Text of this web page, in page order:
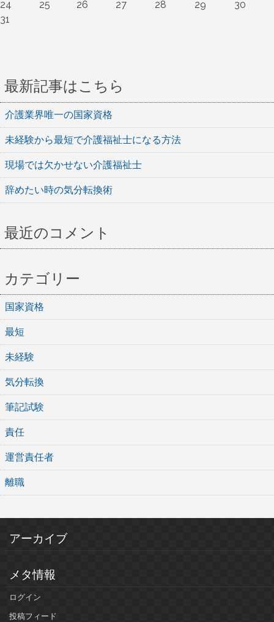
24
25 26 27 28 29
30
31
最新記事はこちら
介護業界唯一の国家資格
未経験から最短で介護福祉士になる方法
現場では欠かせない介護福祉士
辞めたい時の気分転換術
最近のコメント
カテゴリー
国家資格
最短
未経験
気分転換
筆記試験
責任
運営責任者
離職
アーカイブ
メタ情報
ログイン
投稿フィード